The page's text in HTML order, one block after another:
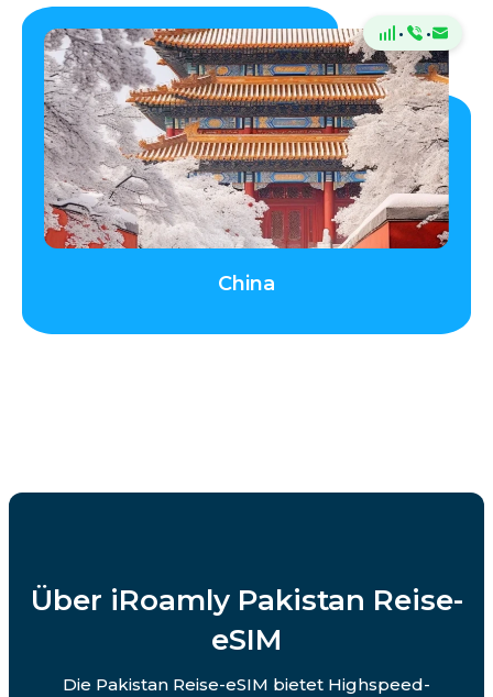
· ·
China
Über iRoamly Pakistan Reise-
eSIM
Die Pakistan Reise-eSIM bietet Highspeed-